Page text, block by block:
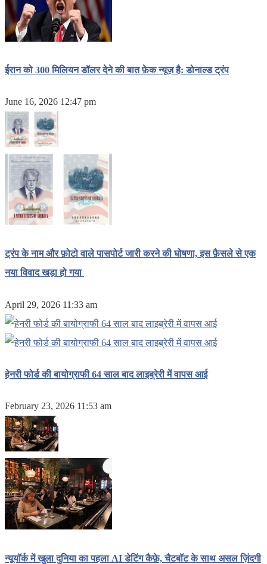
ईरान को 300 मिलियन डॉलर देने की बात फ़ेक न्यूज़ है: डोनाल्ड ट्रंप
June 16, 2026 12:47 pm
ट्रंप के नाम और फ़ोटो वाले पासपोर्ट जारी करने की घोषणा, इस फ़ैसले से एक
नया विवाद खड़ा हो गया
April 29, 2026 11:33 am
हेनरी फोर्ड की बायोग्राफी 64 साल बाद लाइब्रेरी में वापस आई
February 23, 2026 11:53 am
न्यूयॉर्क में खुला दुनिया का पहला AI डेटिंग कैफ़े, चैटबॉट के साथ असल ज़िंदगी